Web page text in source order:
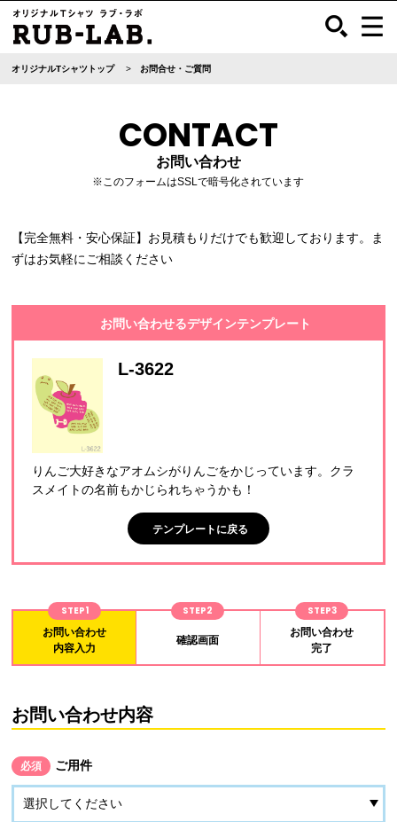
オリジナルTシャツトップ お問合せ・ご質問
CONTACT
お問い合わせ
※このフォームはSSLで暗号化されています
【完全無料・安心保証】お見積もりだけでも歓迎しております。ま
ずはお気軽にご相談ください
お問い合わせるデザインテンプレート
L-3622
りんご大好きなアオムシがりんごをかじっています。クラ
スメイトの名前もかじられちゃうかも！
テンプレートに戻る
STEP1
お問い合わせ
内容入力
STEP2
確認画面
STEP3
お問い合わせ
完了
お問い合わせ内容
必須 ご用件